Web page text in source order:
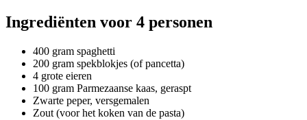
Ingrediënten voor 4 personen
400 gram spaghetti
200 gram spekblokjes (of pancetta)
4 grote eieren
100 gram Parmezaanse kaas, geraspt
Zwarte peper, versgemalen
Zout (voor het koken van de pasta)